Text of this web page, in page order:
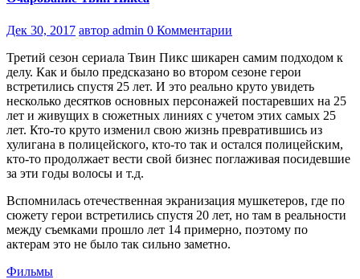
Дек 30, 2017 автор admin 0 Комментарии
Третий сезон сериала Твин Пикс шикарен самим подходом к
делу. Как и было предсказано во втором сезоне герои
встретились спустя 25 лет. И это реально круто увидеть
несколько десятков основных персонажей постаревших на 25
лет и живущих в сюжетных линиях с учетом этих самых 25
лет. Кто-то круто изменил свою жизнь превратившись из
хулигана в полицейского, кто-то так и остался полицейским,
кто-то продолжает вести свой бизнес поглаживая посидевшие
за эти годы волосы и т.д.
Вспомнилась отечественная экранизация мушкетеров, где по
сюжету герои встретились спустя 20 лет, но там в реальности
между съемками прошло лет 14 примерно, поэтому по
актерам это не было так сильно заметно.
Фильмы